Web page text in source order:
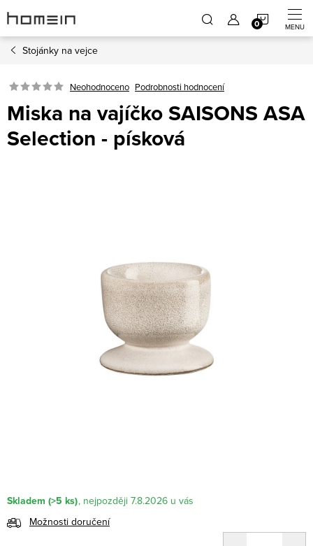
na
obsah
Stojánky na vejce
Neohodnoceno Podrobnosti hodnocení
Miska na vajíčko SAISONS ASA
Selection - písková
Skladem (>5 ks)
7.8.2026
Možnosti doručení